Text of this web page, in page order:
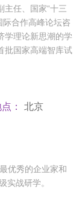
主任、国家“十三
际合作高峰论坛咨
学理论新思潮的学
批国家高端智库试
： 北京
优秀的企业家和
实战研学。